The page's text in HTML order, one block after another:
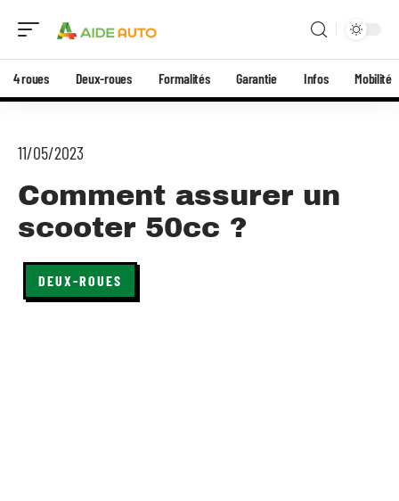
4 roues Deux-roues Formalités Garantie Infos Mobilité
11/05/2023
Comment assurer un
scooter 50cc ?
DEUX-ROUES